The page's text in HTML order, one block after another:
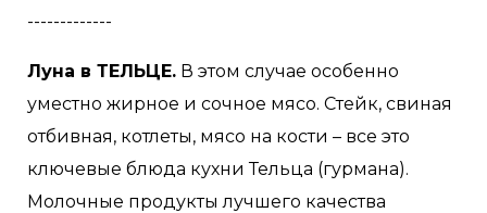
-------------
Луна в ТЕЛЬЦЕ. В этом случае особенно
уместно жирное и сочное мясо. Стейк, свиная
отбивная, котлеты, мясо на кости – все это
ключевые блюда кухни Тельца (гурмана).
Молочные продукты лучшего качества